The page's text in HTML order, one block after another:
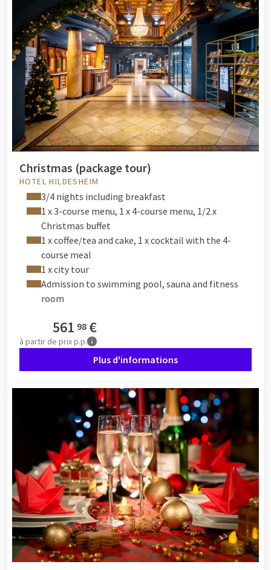
Christmas (package tour)
HOTEL HILDESHEIM
3/4 nights including breakfast
1 x 3-course menu, 1 x 4-course menu, 1/2 x
Christmas buffet
1 x coffee/tea and cake, 1 x cocktail with the 4-
course meal
1 x city tour
Admission to swimming pool, sauna and fitness
room
561 98 €
à partir de prix p.p.
Plus d'informations